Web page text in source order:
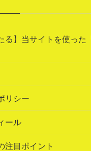
る】当サイトを使った
リシー
ール
注目ポイント